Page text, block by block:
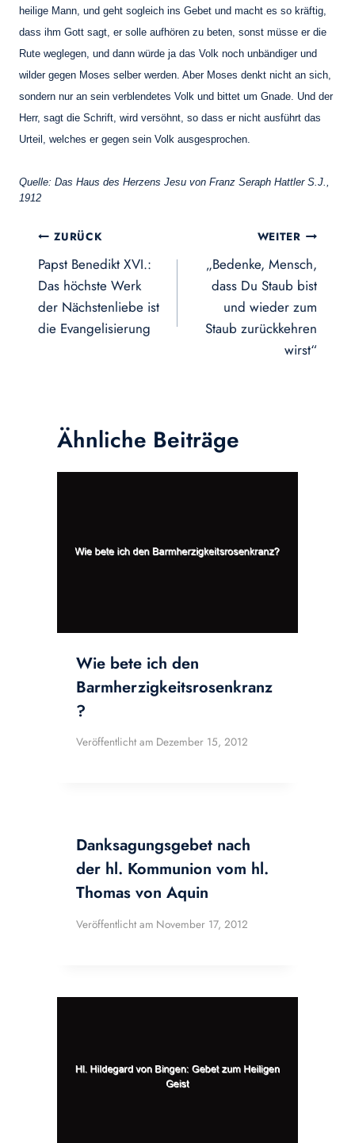
heilige Mann, und geht sogleich ins Gebet und macht es so kräftig,
dass ihm Gott sagt, er solle aufhören zu beten, sonst müsse er die
Rute weglegen, und dann würde ja das Volk noch unbändiger und
wilder gegen Moses selber werden. Aber Moses denkt nicht an sich,
sondern nur an sein verblendetes Volk und bittet um Gnade. Und der
Herr, sagt die Schrift, wird versöhnt, so dass er nicht ausführt das
Urteil, welches er gegen sein Volk ausgesprochen.
Quelle: Das Haus des Herzens Jesu von Franz Seraph Hattler S.J.,
1912
Beitragsnavigation
ZURÜCK
Papst Benedikt XVI.:
Das höchste Werk
der Nächstenliebe ist
die Evangelisierung
WEITER
„Bedenke, Mensch,
dass Du Staub bist
und wieder zum
Staub zurückkehren
wirst“
Ähnliche Beiträge
Wie bete ich den
Barmherzigkeitsrosenkranz
?
Veröffentlicht am Dezember 15, 2012
Danksagungsgebet nach
der hl. Kommunion vom hl.
Thomas von Aquin
Veröffentlicht am November 17, 2012